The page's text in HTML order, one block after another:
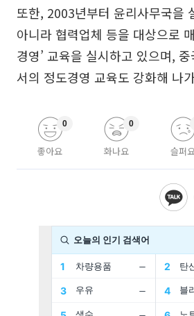
또한, 2003년부터 윤리사무국을
아니라 협력업체 등을 대상으로
경영’ 교육을 실시하고 있으며,
서의 정도경영 교육도 강화해 나
좋아요
0
화나요
0
슬퍼